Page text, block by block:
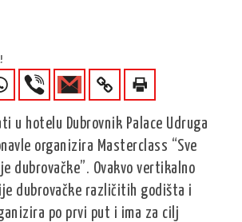
u hotelu Dubrovnik Palace Udruga
organizira Masterclass “Sve
dubrovačke”. Ovakvo vertikalno
dubrovačke različitih godišta i
po prvi put i ima za cilj